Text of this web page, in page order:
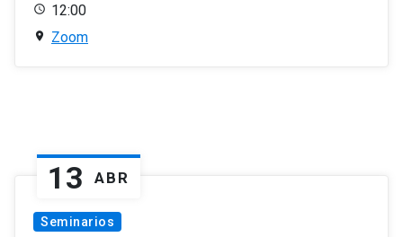
12:00
Zoom
13 ABR
Seminarios